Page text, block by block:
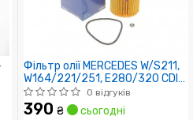
Фільтр олії MERCEDES W/S211,
W164/221/251, E280/320 CDI
01/05-, SPRINTER 6/06-
0 відгуків
390 ₴ сьогодні